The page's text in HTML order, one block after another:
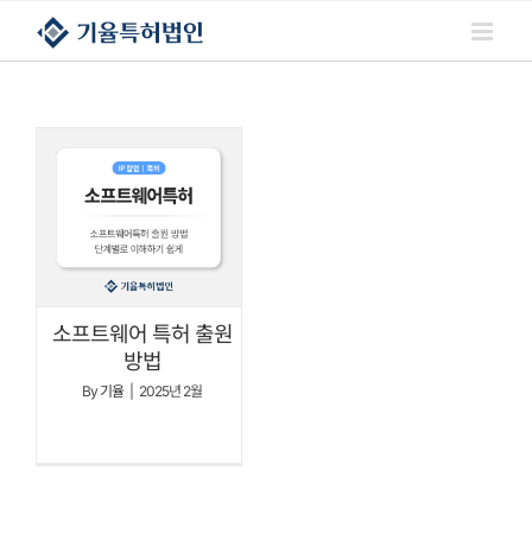
콘텐츠로
건너뛰기
소프트웨어 특허 출원
방법
By기율 2025년 2월